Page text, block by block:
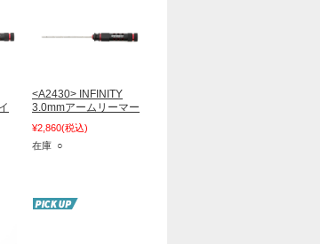
<A2430> INFINITY
3.0mmアームリーマー
¥2,860(税込)
在庫 ○